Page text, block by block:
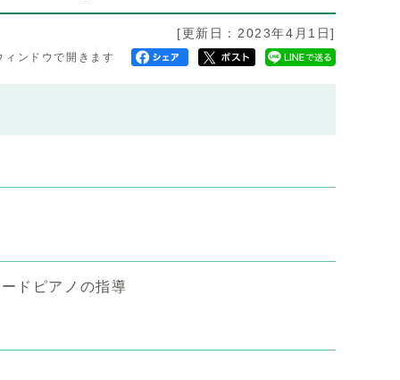
[更新日：2023年4月1日]
ィンドウで開きます
ドピアノの指導